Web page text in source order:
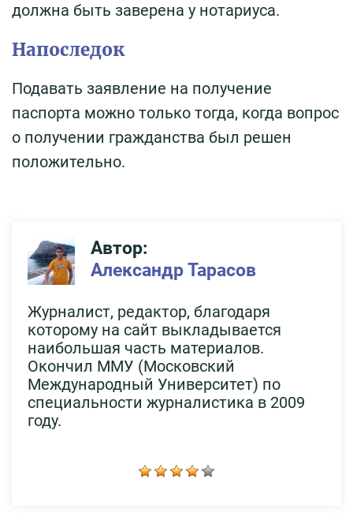
должна быть заверена у нотариуса.
Напоследок
Подавать заявление на получение
паспорта можно только тогда, когда вопрос
о получении гражданства был решен
положительно.
Автор:
Александр Тарасов
Журналист, редактор, благодаря
которому на сайт выкладывается
наибольшая часть материалов.
Окончил ММУ (Московский
Международный Университет) по
специальности журналистика в 2009
году.